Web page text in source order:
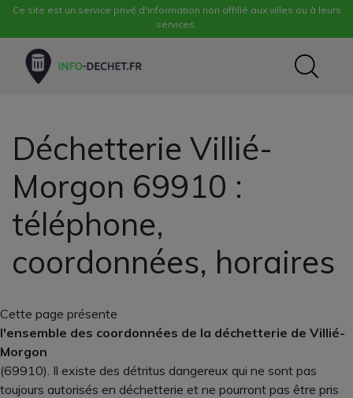
Ce site est un service privé d'information non affilié aux villes ou à leurs
services.
Déchetterie Villié-
Morgon 69910 :
téléphone,
coordonnées, horaires
Cette page présente
l'ensemble des coordonnées de la déchetterie de Villié-
Morgon
(69910). Il existe des détritus dangereux qui ne sont pas
toujours autorisés en déchetterie et ne pourront pas être pris